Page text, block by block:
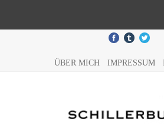
ÜBER MICH IMPRESSUM